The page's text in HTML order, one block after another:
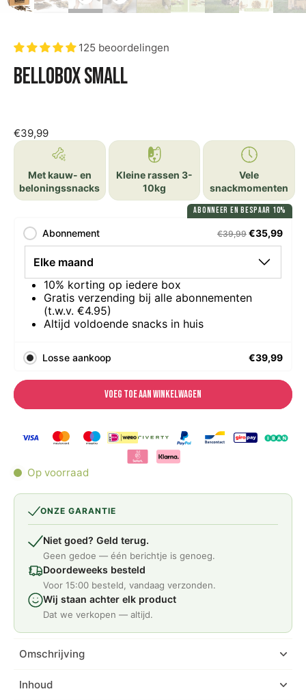
125 beoordelingen
Bellobox Small
€39,99
Met kauw- en
beloningssnacks
Kleine rassen 3-
10kg
Vele
snackmomenten
ABONNEER EN BESPAAR 10%
Abonnement €39,99 €35,99
10% korting op iedere box
Gratis verzending bij alle abonnementen
(t.w.v. €4.95)
Altijd voldoende snacks in huis
Losse aankoop €39,99
Voeg toe aan winkelwagen
Op voorraad
ONZE GARANTIE
Niet goed? Geld terug.
Geen gedoe — één berichtje is genoeg.
Doordeweeks besteld
Voor 15:00 besteld, vandaag verzonden.
Wij staan achter elk product
Dat we verkopen — altijd.
Omschrijving
Inhoud